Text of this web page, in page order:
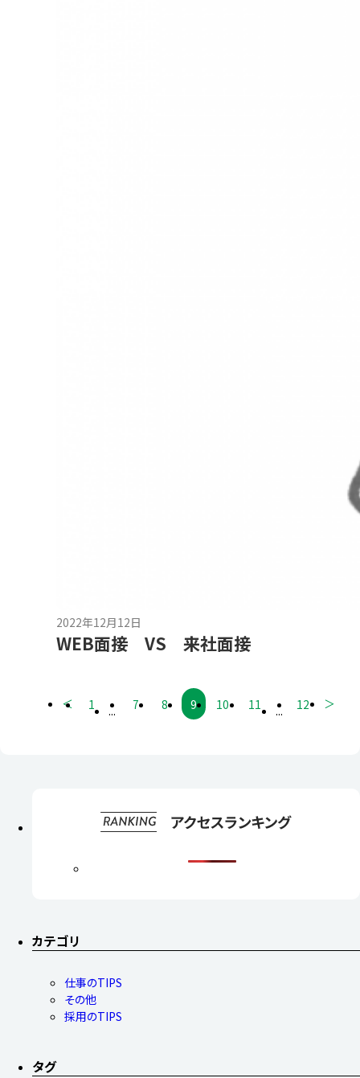
2022年12月12日
WEB面接 VS 来社面接
＜ 1 ... 7 8 9 10 11 ... 12 ＞
カテゴリ
仕事のTIPS
その他
採用のTIPS
タグ